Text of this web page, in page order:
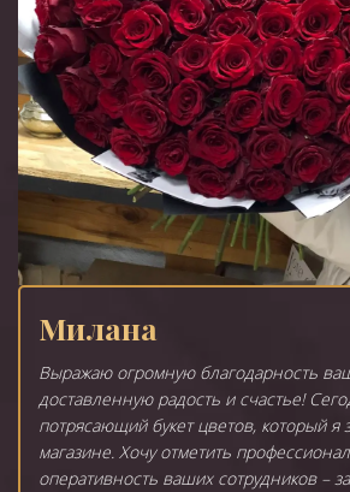
Милана
Выражаю огромную благодарность
доставленную радость и счастье!
потрясающий букет цветов, который я
магазине. Хочу отметить
оперативность ваших сотрудников –